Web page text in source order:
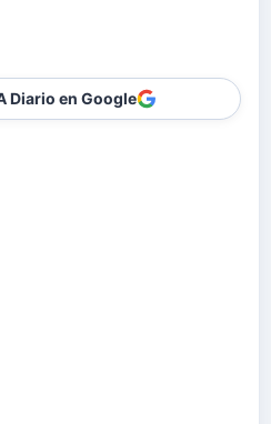
Diario en Google